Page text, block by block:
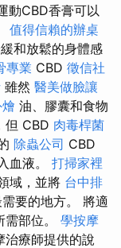
動CBD香膏可以
值得信賴的辦桌
和放鬆的身體感
專業 CBD 徵信社
雖然 醫美做臉讓
油、膠囊和食物
但 CBD 肉毒桿菌
除蟲公司 CBD
血液。 打掃家裡
域，並將 台中排
要的地方。 將適
部位。 學按摩
治療師提供的說